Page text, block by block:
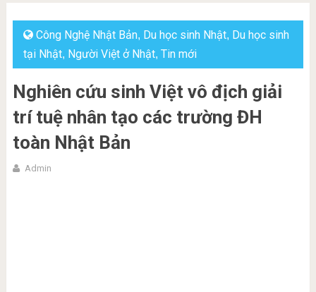
Công Nghệ Nhật Bản, Du học sinh Nhật, Du học sinh
tại Nhật, Người Việt ở Nhật, Tin mới
Nghiên cứu sinh Việt vô địch giải
trí tuệ nhân tạo các trường ĐH
toàn Nhật Bản
Admin